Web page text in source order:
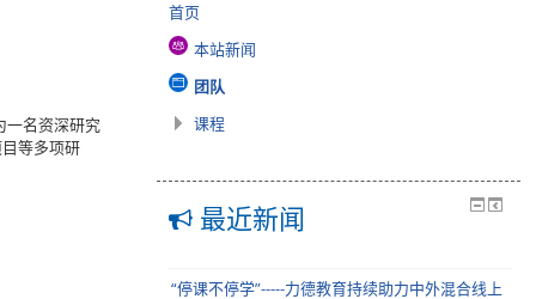
一名资深研究
等多项研
首页
本站新闻
团队
课程
最近新闻
“停课不停学”-----力德教育持续助力中外混合线上